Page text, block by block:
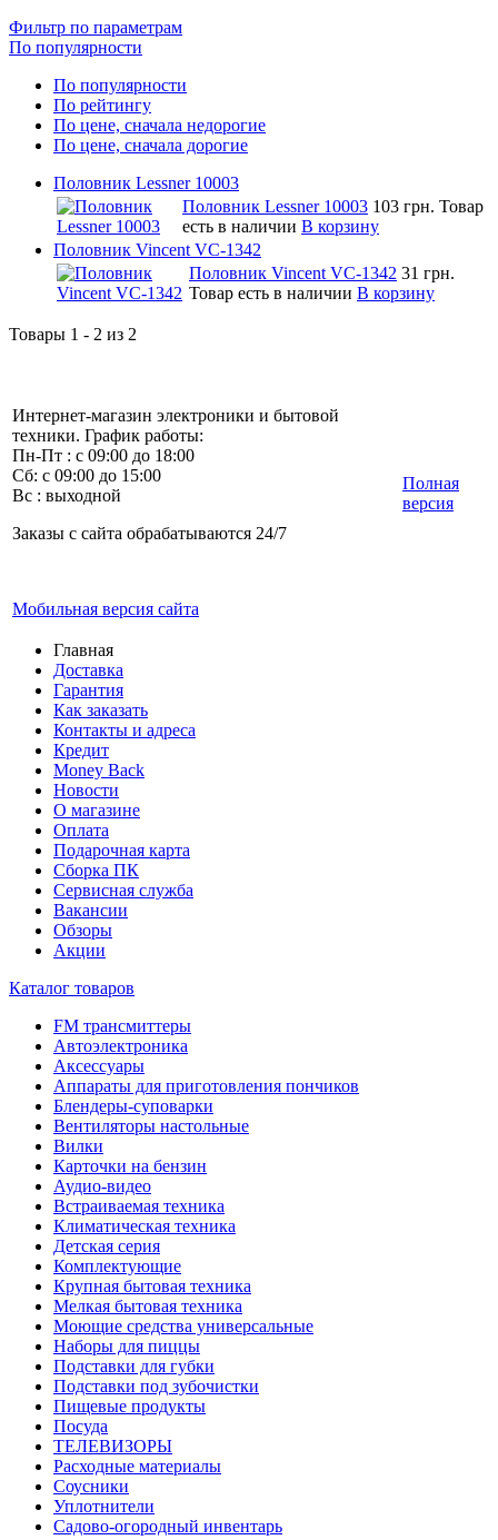
Фильтр по параметрам
По популярности
По популярности
По рейтингу
По цене, сначала недорогие
По цене, сначала дорогие
Половник Lessner 10003
Половник Lessner 10003 103 грн. Товар
есть в наличии В корзину
Половник Vincent VC-1342
Половник Vincent VC-1342 31 грн.
Товар есть в наличии В корзину
Товары 1 - 2 из 2
Интернет-магазин электроники и бытовой
техники. График работы:
Пн-Пт : с 09:00 до 18:00
Сб: с 09:00 до 15:00
Вс : выходной
Заказы с сайта обрабатываются 24/7
Мобильная версия сайта
Полная
версия
Главная
Доставка
Гарантия
Как заказать
Контакты и адреса
Кредит
Money Back
Новости
О магазине
Оплата
Подарочная карта
Сборка ПК
Сервисная служба
Вакансии
Обзоры
Акции
Каталог товаров
FM трансмиттеры
Автоэлектроника
Аксессуары
Аппараты для приготовления пончиков
Блендеры-суповарки
Вентиляторы настольные
Вилки
Карточки на бензин
Аудио-видео
Встраиваемая техника
Климатическая техника
Детская серия
Комплектующие
Крупная бытовая техника
Мелкая бытовая техника
Моющие средства универсальные
Наборы для пиццы
Подставки для губки
Подставки под зубочистки
Пищевые продукты
Посуда
ТЕЛЕВИЗОРЫ
Расходные материалы
Соусники
Уплотнители
Садово-огородный инвентарь